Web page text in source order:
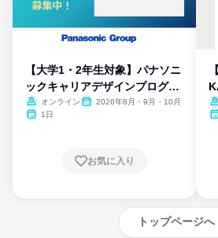
【大学1・2年生対象】パナソニ
ックキャリアデザインプログラ
ム
オンライン
2026年8月・9月・10月
1日
お気に入り
トップページへ